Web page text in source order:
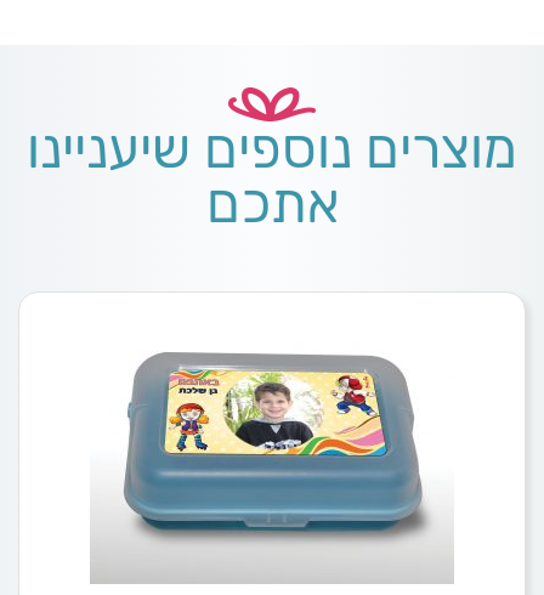
מוצרים נוספים שיעניינו
אתכם